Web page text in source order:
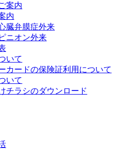
案内
内
臓弁膜症外来
ニオン外来
いて
カードの保険証利用について
いて
チラシのダウンロード